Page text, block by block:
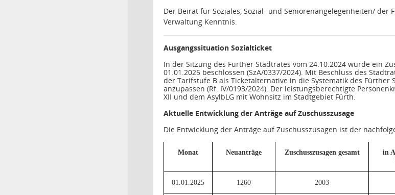
Der Beirat für Soziales, Sozial- und Seniorenangelegenheiten/
Verwaltung Kenntnis.
Ausgangssituation Sozialticket
In der Sitzung des Fürther Stadtrates vom 24.10.2024 wurde ein
01.01.2025 beschlossen (SzA/0337/2024). Mit Beschluss des
der Tarifstufe B als Ticketalternative in die Systematik des
anzupassen (Rf. IV/0193/2024). Der leistungsberechtigte
XII und dem AsylbLG mit Wohnsitz im Stadtgebiet Fürth.
Aktuelle Entwicklung der Anträge auf Zuschusszusage
Die Entwicklung der Anträge auf Zuschusszusagen ist der
Monat Neuanträge Zuschusszusagen gesamt
in
01.01.2025 1260 2003